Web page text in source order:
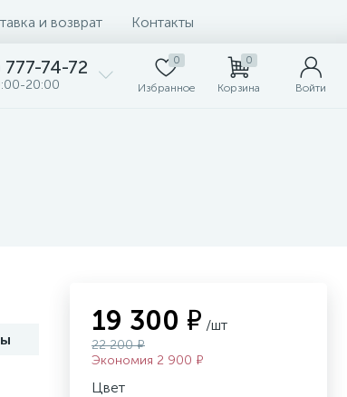
и возврат Контакты
777-74-72
20:00
0
Избранное
0
Корзина Войти
19 300 ₽ /шт
22 200 ₽
Экономия 2 900 ₽
Цвет